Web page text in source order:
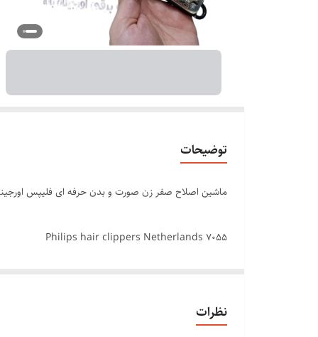
توضیحات
ماشین اصلاح صفر زن صورت و بدن حرفه ای فلیپس
Philips hair clippers Netherlands 7055
ماشین اصلاح سایه زن فلیپس
نظرات